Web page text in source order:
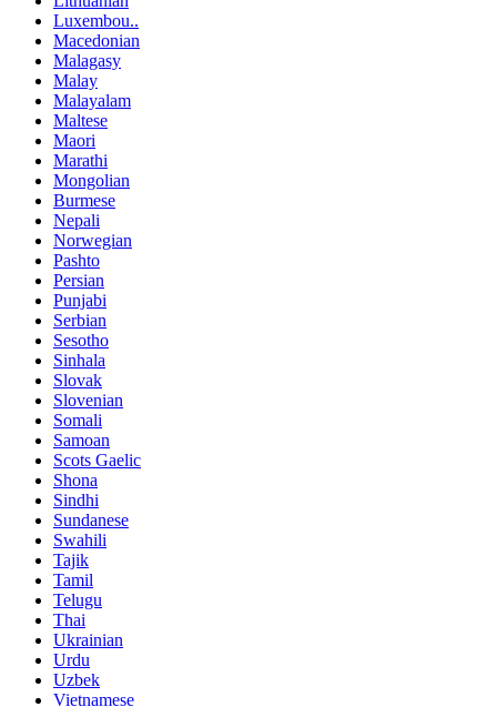
Luxembou..
Macedonian
Malagasy
Malay
Malayalam
Maltese
Maori
Marathi
Mongolian
Burmese
Nepali
Norwegian
Pashto
Persian
Punjabi
Serbian
Sesotho
Sinhala
Slovak
Slovenian
Somali
Samoan
Scots Gaelic
Shona
Sindhi
Sundanese
Swahili
Tajik
Tamil
Telugu
Thai
Ukrainian
Urdu
Uzbek
Vietnamese